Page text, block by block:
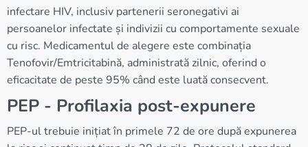
infectare HIV, inclusiv partenerii seronegativi ai
persoanelor infectate și indivizii cu comportamente sexuale
cu risc. Medicamentul de alegere este combinația
Tenofovir/Emtricitabină, administrată zilnic, oferind o
eficacitate de peste 95% când este luată consecvent.
PEP - Profilaxia post-expunere
PEP-ul trebuie inițiat în primele 72 de ore după expunerea